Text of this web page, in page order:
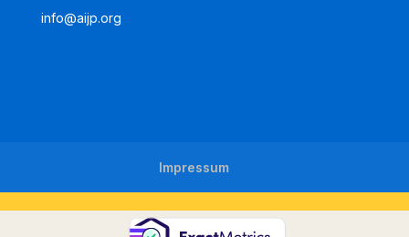
info@aijp.org
Impressum